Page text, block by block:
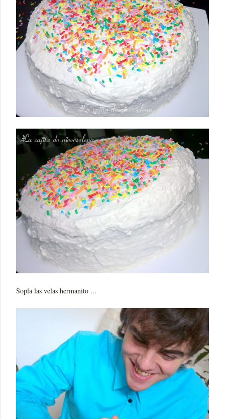
Sopla las velas hermanito ...